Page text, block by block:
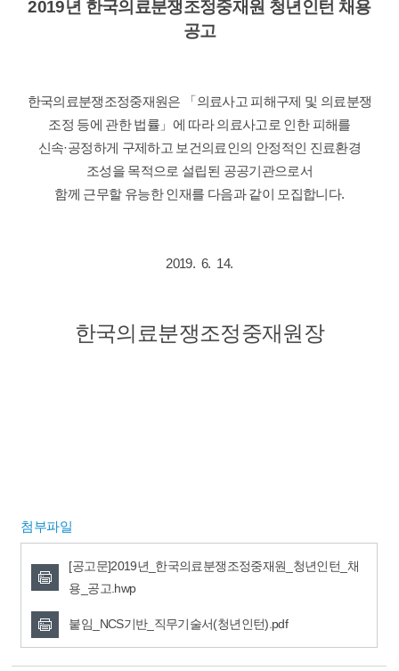
2019년 한국의료분쟁조정중재원 청년인턴 채용
공고
한국의료분쟁조정중재원은 「의료사고 피해구제 및 의료분쟁
조정 등에 관한 법률」에 따라 의료사고로 인한 피해를
신속·공정하게 구제하고 보건의료인의 안정적인 진료환경
조성을 목적으로 설립된 공공기관으로서
함께 근무할 유능한 인재를 다음과 같이 모집합니다.
2019. 6. 14.
한국의료분쟁조정중재원장
첨부파일
[공고문]2019년_한국의료분쟁조정중재원_청년인턴_채
용_공고.hwp
붙임_NCS기반_직무기술서(청년인턴).pdf